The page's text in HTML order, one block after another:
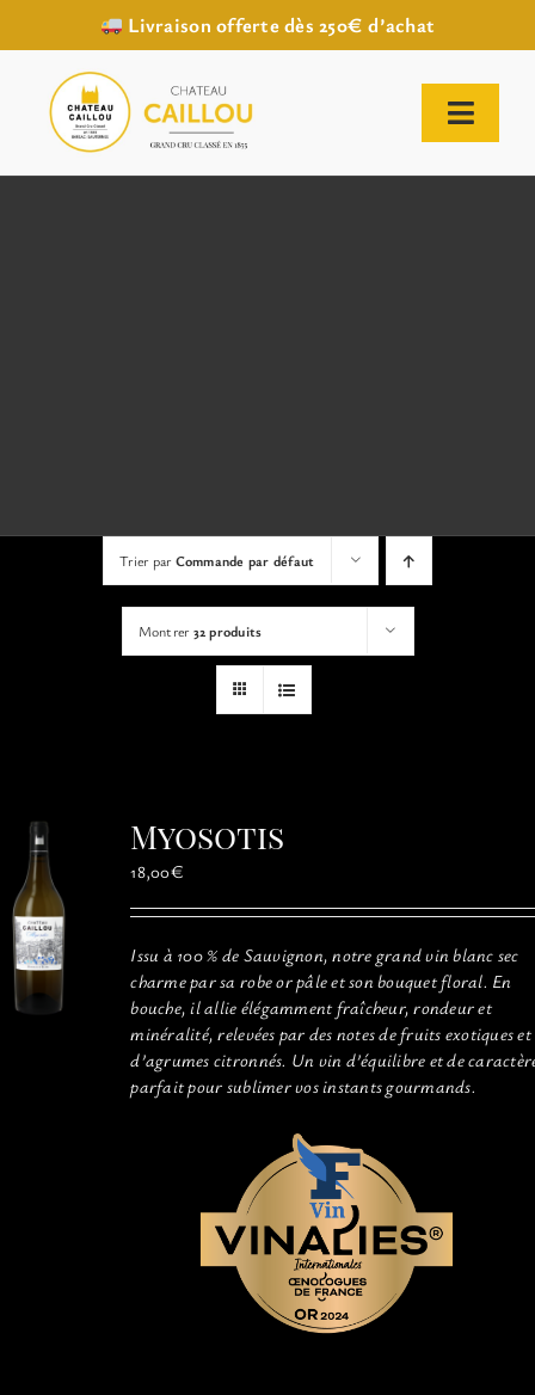
Livraison offerte dès 250€ d’achat
contenu
OFFRIR UNE EXPERIENCE
BOUTIQUE EN LIGNE
CONTACT
MON PANIER
Trier parCommande par défaut
Montrer32 produits
Myosotis
18,00€
Issu à 100 % de Sauvignon, notre grand vin blanc sec
charme par sa robe or pâle et son bouquet floral. En
bouche, il allie élégamment fraîcheur, rondeur et
minéralité, relevées par des notes de fruits exotiques et
d’agrumes citronnés. Un vin d’équilibre et de
parfait pour sublimer vos instants gourmands.